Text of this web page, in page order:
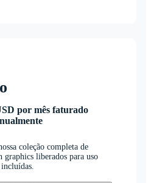
por mês faturado
coleção completa de
graphics liberados para uso